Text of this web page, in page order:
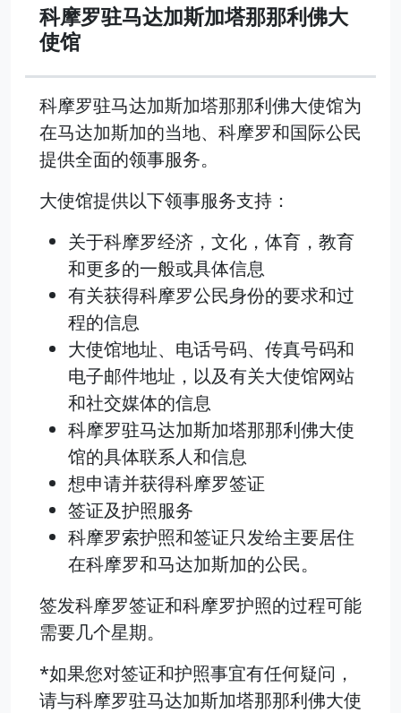
科摩罗驻马达加斯加塔那那利佛大
使馆
科摩罗驻马达加斯加塔那那利佛大使馆为
在马达加斯加的当地、科摩罗和国际公民
提供全面的领事服务。
大使馆提供以下领事服务支持：
关于科摩罗经济，文化，体育，教育
和更多的一般或具体信息
有关获得科摩罗公民身份的要求和过
程的信息
大使馆地址、电话号码、传真号码和
电子邮件地址，以及有关大使馆网站
和社交媒体的信息
科摩罗驻马达加斯加塔那那利佛大使
馆的具体联系人和信息
想申请并获得科摩罗签证
签证及护照服务
科摩罗索护照和签证只发给主要居住
在科摩罗和马达加斯加的公民。
签发科摩罗签证和科摩罗护照的过程可能
需要几个星期。
*如果您对签证和护照事宜有任何疑问，
请与科摩罗驻马达加斯加塔那那利佛大使